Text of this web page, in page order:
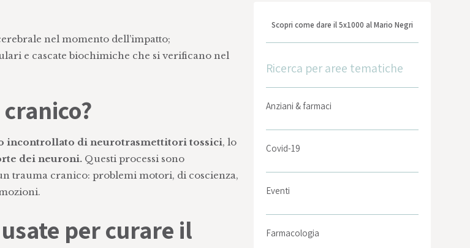
nel momento dell’impatto;
e cascate biochimiche che si verificano nel
incontrollato di neurotrasmettitori tossici, lo
dei neuroni. Questi processi sono
trauma cranico: problemi motori, di coscienza,
per curare il
Scopri come dare il 5x1000 al Mario Negri
Ricerca per aree tematiche
Anziani & farmaci
Covid-19
Eventi
Farmacologia